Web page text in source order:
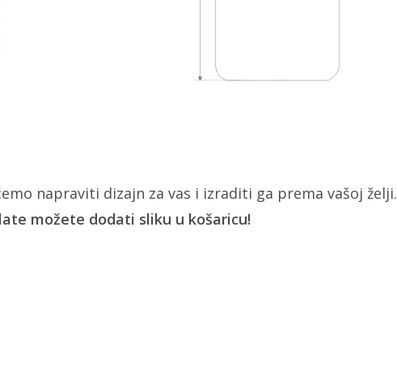
napraviti dizajn za vas i izraditi ga prema vašoj želji.
možete dodati sliku u košaricu!